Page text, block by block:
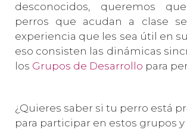
desconocidos, queremos
perros que acudan a clase
experiencia que les sea útil en
eso consisten las dinámicas
los Grupos de Desarrollo para
¿Quieres saber si tu perro está
para participar en estos grupos